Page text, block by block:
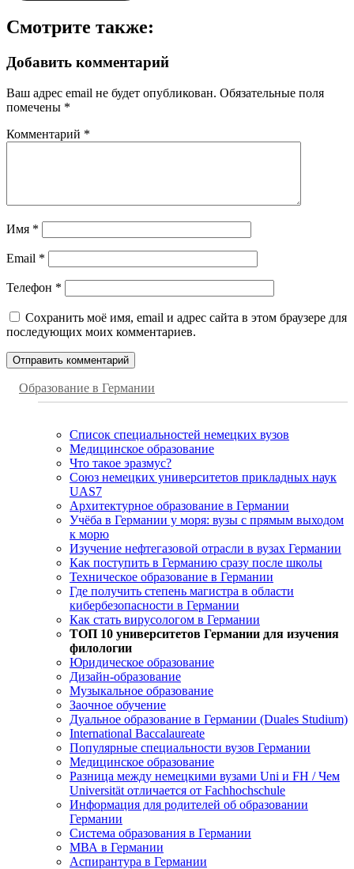
Смотрите также:
Добавить комментарий
Ваш адрес email не будет опубликован. Обязательные поля
помечены *
Комментарий *
Имя *
Email *
Телефон *
Сохранить моё имя, email и адрес сайта в этом браузере для
последующих моих комментариев.
Образование в Германии
Список специальностей немецких вузов
Медицинское образование
Что такое эразмус?
Союз немецких университетов прикладных наук
UAS7
Архитектурное образование в Германии
Учёба в Германии у моря: вузы с прямым выходом
к морю
Изучение нефтегазовой отрасли в вузах Германии
Как поступить в Германию сразу после школы
Техническое образование в Германии
Где получить степень магистра в области
кибербезопасности в Германии
Как стать вирусологом в Германии
ТОП 10 университетов Германии для изучения
филологии
Юридическое образование
Дизайн-образование
Музыкальное образование
Заочное обучение
Дуальное образование в Германии (Duales Studium)
International Baccalaureate
Популярные специальности вузов Германии
Медицинское образование
Разница между немецкими вузами Uni и FH / Чем
Universität отличается от Fachhochschule
Информация для родителей об образовании
Германии
Система образования в Германии
МВА в Германии
Аспирантура в Германии